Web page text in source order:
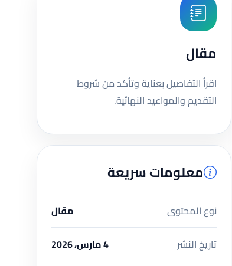
مقال
اقرأ التفاصيل بعناية وتأكد من شروط
التقديم والمواعيد النهائية.
معلومات سريعة
نوع المحتوى
مقال
تاريخ النشر
4 مارس، 2026